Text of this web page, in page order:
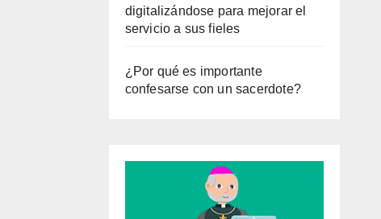
digitalizándose para mejorar el
servicio a sus fieles
¿Por qué es importante
confesarse con un sacerdote?